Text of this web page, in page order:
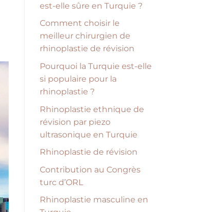
est-elle sûre en Turquie ?
Comment choisir le
meilleur chirurgien de
rhinoplastie de révision
Pourquoi la Turquie est-elle
si populaire pour la
rhinoplastie ?
Rhinoplastie ethnique de
révision par piezo
ultrasonique en Turquie
Rhinoplastie de révision
Contribution au Congrès
turc d’ORL
Rhinoplastie masculine en